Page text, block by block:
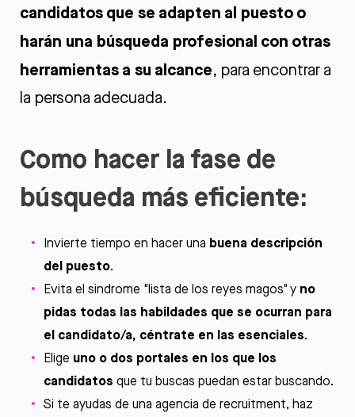
candidatos que se adapten al puesto o
harán una búsqueda profesional con otras
herramientas a su alcance, para encontrar a
la persona adecuada.
Como hacer la fase de
búsqueda más eficiente:
Invierte tiempo en hacer una buena descripción
del puesto.
Evita el sindrome "lista de los reyes magos" y no
pidas todas las habildades que se ocurran para
el candidato/a, céntrate en las esenciales.
Elige uno o dos portales en los que los
candidatos que tu buscas puedan estar buscando.
Si te ayudas de una agencia de recruitment, haz